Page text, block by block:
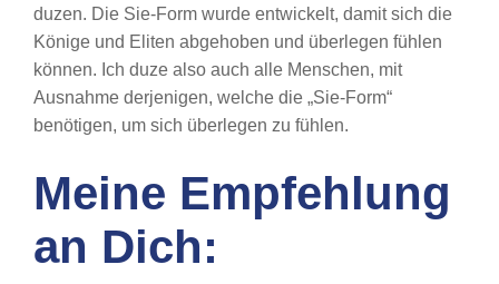
duzen. Die Sie-Form wurde entwickelt, damit sich die
Könige und Eliten abgehoben und überlegen fühlen
können. Ich duze also auch alle Menschen, mit
Ausnahme derjenigen, welche die „Sie-Form“
benötigen, um sich überlegen zu fühlen.
Meine Empfehlung
an Dich: